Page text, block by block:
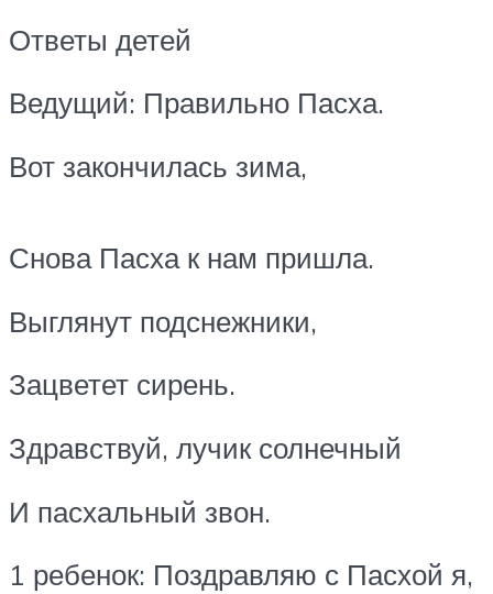
Ответы детей
Ведущий: Правильно Пасха.
Вот закончилась зима,
Снова Пасха к нам пришла.
Выглянут подснежники,
Зацветет сирень.
Здравствуй, лучик солнечный
И пасхальный звон.
1 ребенок: Поздравляю с Пасхой я,